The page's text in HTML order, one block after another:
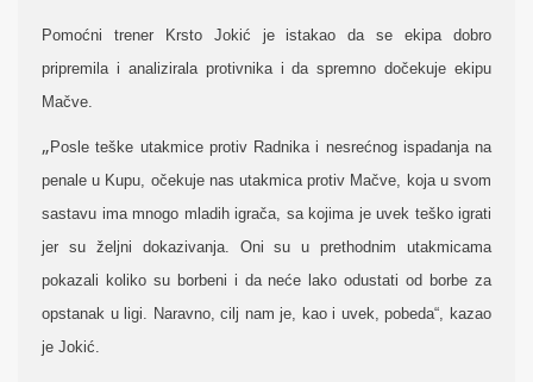
Pomoćni trener Krsto Jokić je istakao da se ekipa dobro
pripremila i analizirala protivnika i da spremno dočekuje ekipu
Mačve.
„ Posle teške utakmice protiv Radnika i nesrećnog ispadanja na
penale u Kupu, očekuje nas utakmica protiv Mačve, koja u svom
sastavu ima mnogo mladih igrača, sa kojima je uvek teško igrati
jer su željni dokazivanja. Oni su u prethodnim utakmicama
pokazali koliko su borbeni i da neće lako odustati od borbe za
opstanak u ligi. Naravno, cilj nam je, kao i uvek, pobeda“, kazao
je Jokić.